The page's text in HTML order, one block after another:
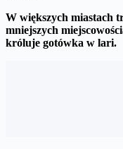
W większych miastach
mniejszych
króluje gotówka w lari.